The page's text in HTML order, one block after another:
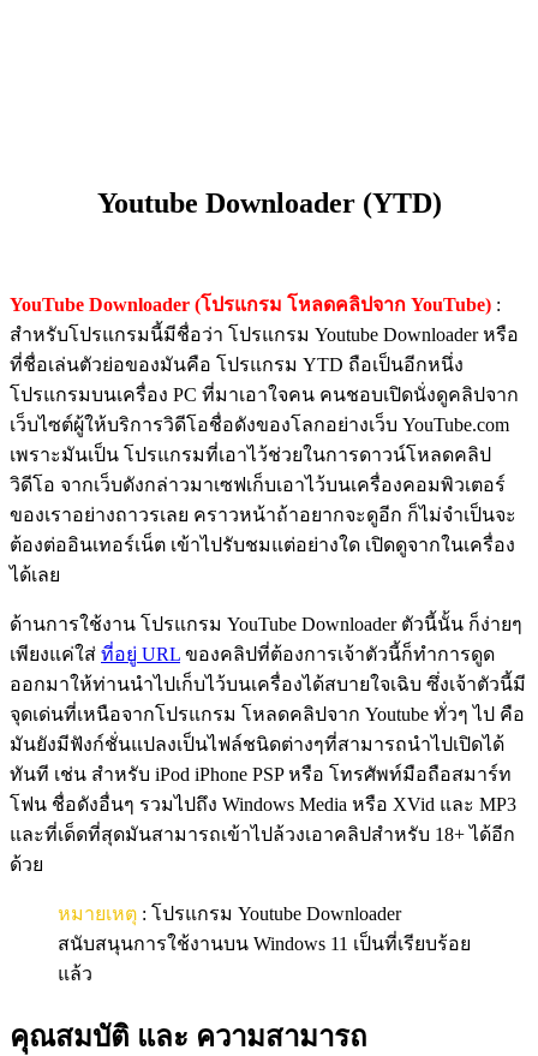
Youtube Downloader (YTD)
YouTube Downloader (โปรแกรม โหลดคลิปจาก YouTube) :
สำหรับโปรแกรมนี้มีชื่อว่า โปรแกรม Youtube Downloader หรือ
ที่ชื่อเล่นตัวย่อของมันคือ โปรแกรม YTD ถือเป็นอีกหนึ่ง
โปรแกรมบนเครื่อง PC ที่มาเอาใจคน คนชอบเปิดนั่งดูคลิปจาก
เว็บไซต์ผู้ให้บริการวิดีโอชื่อดังของโลกอย่างเว็บ YouTube.com
เพราะมันเป็น โปรแกรมที่เอาไว้ช่วยในการดาวน์โหลดคลิป
วิดีโอ จากเว็บดังกล่าวมาเซฟเก็บเอาไว้บนเครื่องคอมพิวเตอร์
ของเราอย่างถาวรเลย คราวหน้าถ้าอยากจะดูอีก ก็ไม่จำเป็นจะ
ต้องต่ออินเทอร์เน็ต เข้าไปรับชมแต่อย่างใด เปิดดูจากในเครื่อง
ได้เลย
ด้านการใช้งาน โปรแกรม YouTube Downloader ตัวนี้นั้น ก็ง่ายๆ
เพียงแค่ใส่ ที่อยู่ URL ของคลิปที่ต้องการเจ้าตัวนี้ก็ทำการดูด
ออกมาให้ท่านนำไปเก็บไว้บนเครื่องได้สบายใจเฉิบ ซึ่งเจ้าตัวนี้มี
จุดเด่นที่เหนือจากโปรแกรม โหลดคลิปจาก Youtube ทั่วๆ ไป คือ
มันยังมีฟังก์ชั่นแปลงเป็นไฟล์ชนิดต่างๆที่สามารถนำไปเปิดได้
ทันที เช่น สำหรับ iPod iPhone PSP หรือ โทรศัพท์มือถือสมาร์ท
โฟน ชื่อดังอื่นๆ รวมไปถึง Windows Media หรือ XVid และ MP3
และที่เด็ดที่สุดมันสามารถเข้าไปล้วงเอาคลิปสำหรับ 18+ ได้อีก
ด้วย
หมายเหตุ : โปรแกรม Youtube Downloader
สนับสนุนการใช้งานบน Windows 11 เป็นที่เรียบร้อย
แล้ว
คุณสมบัติ และ ความสามารถ